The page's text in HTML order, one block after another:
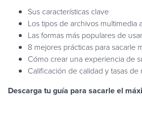
Sus características clave
Los tipos de archivos multimedia
Las formas más populares de
8 mejores prácticas para sacarle
Cómo crear una experiencia de
Calificación de calidad y tasas de
Descarga tu guía para sacarle el